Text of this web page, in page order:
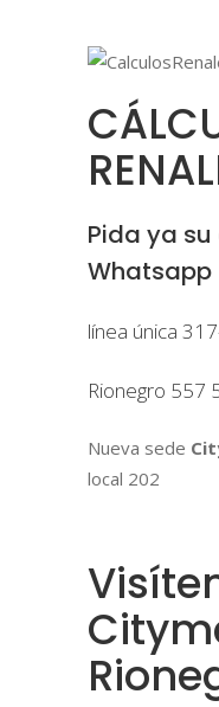
Pida ya
Whatsapp
línea única
Rionegro 557
Nueva sede
local 202